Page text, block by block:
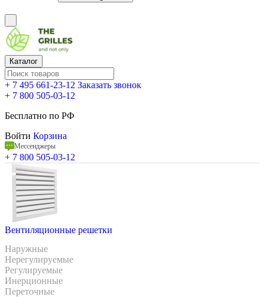
Каталог
+ 7 495 661-23-12 Заказать звонок
+ 7 800 505-03-12
Бесплатно по РФ
Войти Корзина
Мессенджеры
+ 7 800 505-03-12
Вентиляционные решетки
Наружные
Нерегулируемые
Регулируемые
Инерционные
Переточные